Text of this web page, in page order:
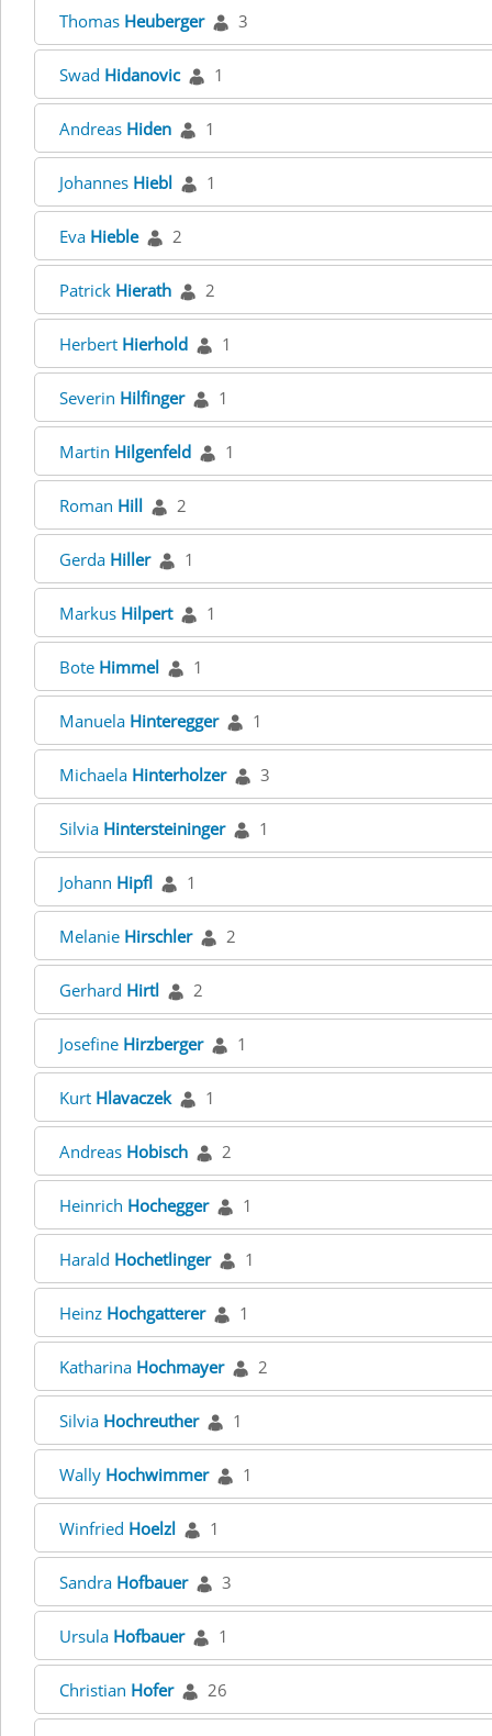
Thomas Heuberger 3
Swad Hidanovic 1
Andreas Hiden 1
Johannes Hiebl 1
Eva Hieble 2
Patrick Hierath 2
Herbert Hierhold 1
Severin Hilfinger 1
Martin Hilgenfeld 1
Roman Hill 2
Gerda Hiller 1
Markus Hilpert 1
Bote Himmel 1
Manuela Hinteregger 1
Michaela Hinterholzer 3
Silvia Hintersteininger 1
Johann Hipfl 1
Melanie Hirschler 2
Gerhard Hirtl 2
Josefine Hirzberger 1
Kurt Hlavaczek 1
Andreas Hobisch 2
Heinrich Hochegger 1
Harald Hochetlinger 1
Heinz Hochgatterer 1
Katharina Hochmayer 2
Silvia Hochreuther 1
Wally Hochwimmer 1
Winfried Hoelzl 1
Sandra Hofbauer 3
Ursula Hofbauer 1
Christian Hofer 26